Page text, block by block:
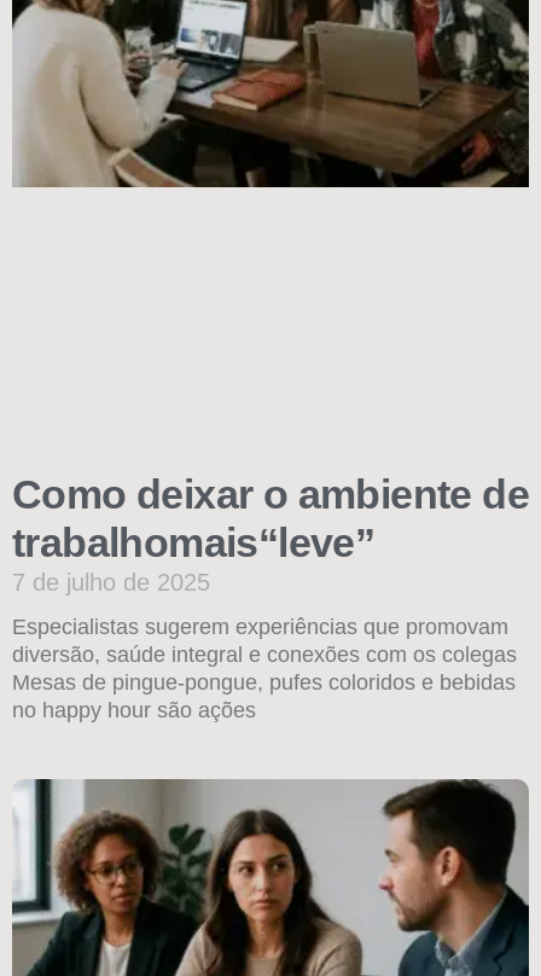
Como deixar o ambiente de
trabalhomais“leve”
7 de julho de 2025
Especialistas sugerem experiências que promovam
diversão, saúde integral e conexões com os colegas
Mesas de pingue-pongue, pufes coloridos e bebidas
no happy hour são ações